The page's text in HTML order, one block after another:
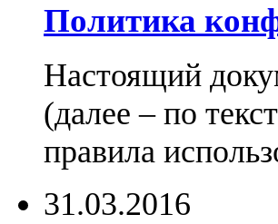
Политика
Настоящий
(далее – по
правила
31.03.2016